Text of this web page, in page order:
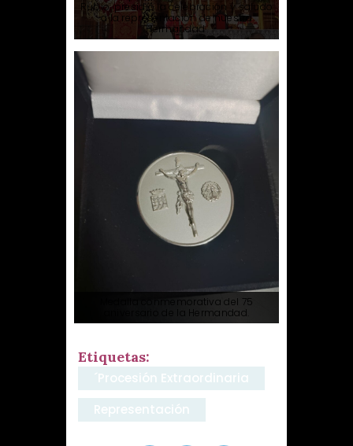
Rubio, presidió la celebración y saludo
a la representación de nuestra
Hermandad.
Medalla conmemorativa del 75
aniversario de la Hermandad.
Etiquetas:
´procesión Extraordinaria
Representación